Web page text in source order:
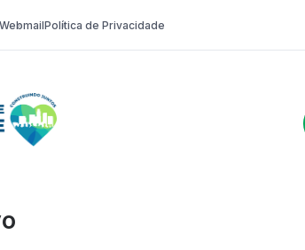
WebmailPolítica de Privacidade